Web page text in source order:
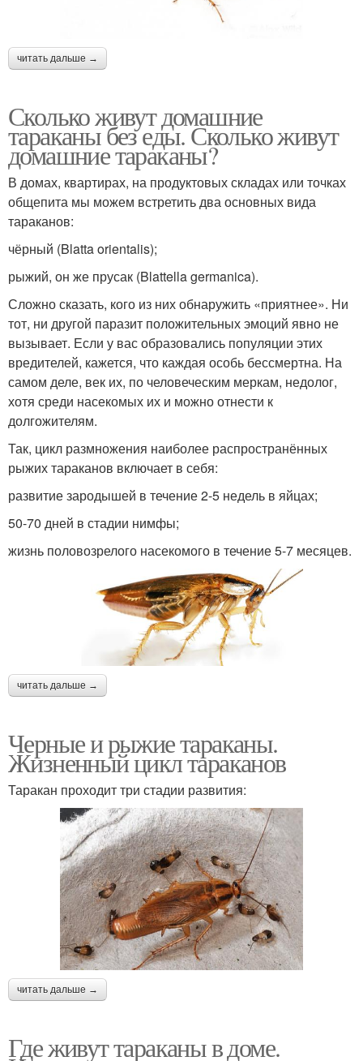
читать дальше →
Сколько живут домашние
тараканы без еды. Сколько живут
домашние тараканы?
В домах, квартирах, на продуктовых складах или точках
общепита мы можем встретить два основных вида
тараканов:
чёрный (Blatta orientalis);
рыжий, он же прусак (Blattella germanica).
Сложно сказать, кого из них обнаружить «приятнее». Ни
тот, ни другой паразит положительных эмоций явно не
вызывает. Если у вас образовались популяции этих
вредителей, кажется, что каждая особь бессмертна. На
самом деле, век их, по человеческим меркам, недолог,
хотя среди насекомых их и можно отнести к
долгожителям.
Так, цикл размножения наиболее распространённых
рыжих тараканов включает в себя:
развитие зародышей в течение 2-5 недель в яйцах;
50-70 дней в стадии нимфы;
жизнь половозрелого насекомого в течение 5-7 месяцев.
читать дальше →
Черные и рыжие тараканы.
Жизненный цикл тараканов
Таракан проходит три стадии развития:
читать дальше →
Где живут тараканы в доме.